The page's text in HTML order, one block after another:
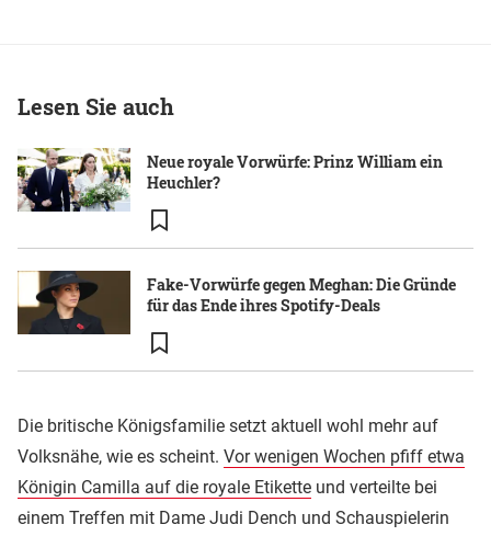
Lesen Sie auch
Neue royale Vorwürfe: Prinz William ein
Heuchler?
Fake-Vorwürfe gegen Meghan: Die Gründe
für das Ende ihres Spotify-Deals
Die britische Königsfamilie setzt aktuell wohl mehr auf
Volksnähe, wie es scheint. Vor wenigen Wochen pfiff etwa
Königin Camilla auf die royale Etikette und verteilte bei
einem Treffen mit Dame Judi Dench und Schauspielerin